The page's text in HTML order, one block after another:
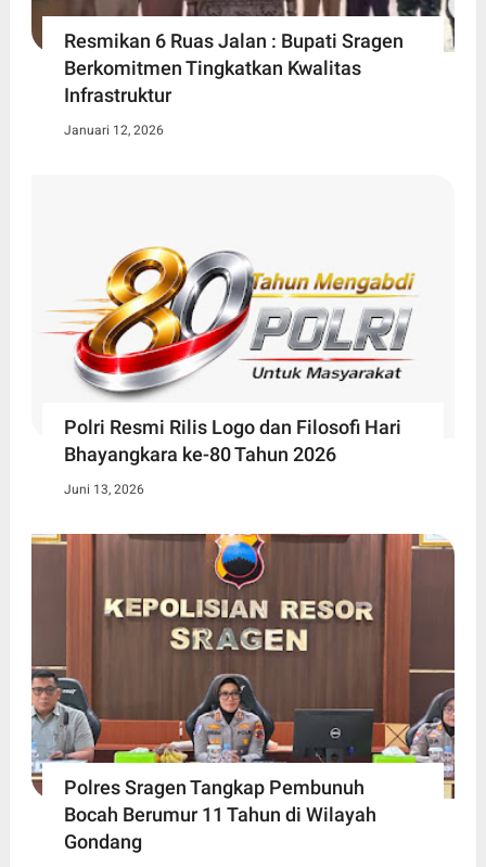
Resmikan 6 Ruas Jalan : Bupati Sragen
Berkomitmen Tingkatkan Kwalitas
Infrastruktur
Januari 12, 2026
Polri Resmi Rilis Logo dan Filosofi Hari
Bhayangkara ke-80 Tahun 2026
Juni 13, 2026
Polres Sragen Tangkap Pembunuh
Bocah Berumur 11 Tahun di Wilayah
Gondang